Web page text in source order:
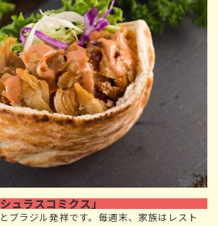
ラスコミクス」
ブラジル発祥です。毎週末、家族はレスト